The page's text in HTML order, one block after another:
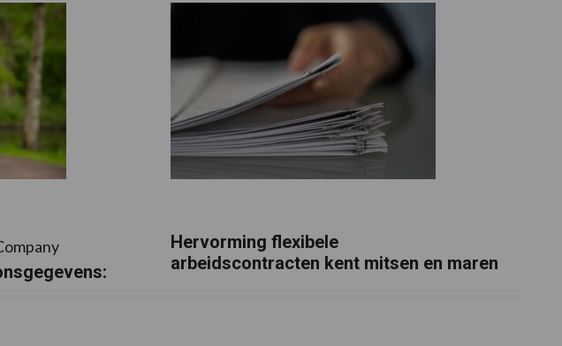
Hervorming flexibele
arbeidscontracten kent mitsen en maren